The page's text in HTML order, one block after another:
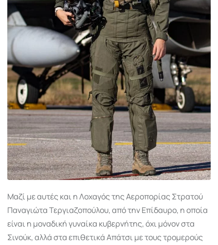
Μαζί με αυτές και η Λοχαγός της Αεροπορίας Στρατού
Παναγιώτα Τεργιαζοπούλου, από την Επίδαυρο, η οποία
είναι η μοναδική γυναίκα κυβερνήτης, όχι μόνον στα
Σινούκ, αλλά στα επιθετικά Απάτσι με τους τρομερούς